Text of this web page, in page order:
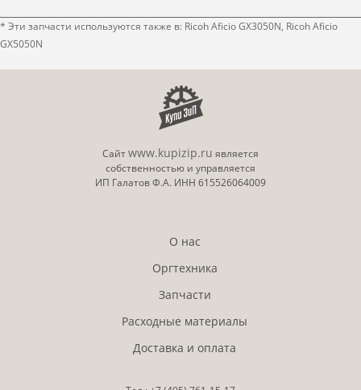
* Эти запчасти используются также в: Ricoh Aficio GX3050N, Ricoh Aficio
GX5050N
Сайтwww.kupizip.ru является
собственностью и управляется
ИП Галатов Ф.А. ИНН 615526064009
О нас
Оргтехника
Запчасти
Расходные материалы
Доставка и оплата